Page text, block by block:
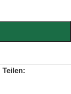
Teilen: